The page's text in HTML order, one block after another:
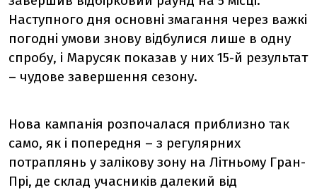
Наступного дня основні змагання через важкі
погодні умови знову відбулися лише в одну
спробу, і Марусяк показав у них 15-й результат
– чудове завершення сезону.
Нова кампанія розпочалася приблизно так
само, як і попередня – з регулярних
потраплянь у залікову зону на Літньому Гран-
Прі, де склад учасників далекий від